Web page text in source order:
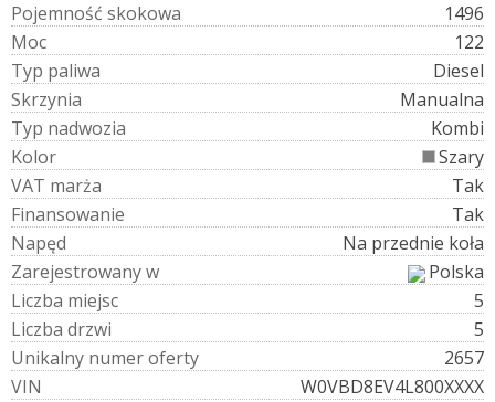
Pojemność skokowa
1496
Moc
122
Typ paliwa
Diesel
Skrzynia
Manualna
Typ nadwozia
Kombi
Kolor
Szary
VAT marża
Tak
Finansowanie
Tak
Napęd
Na przednie koła
Zarejestrowanyw
Polska
Liczba miejsc
5
Liczba drzwi
5
Unikalny numeroferty
2657
VIN
W0VBD8EV4L800XXXX